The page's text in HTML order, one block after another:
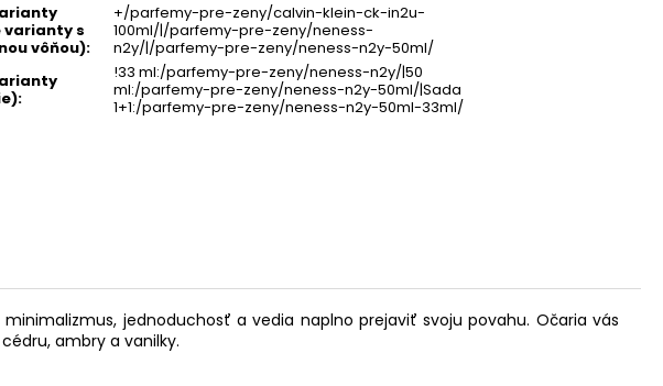
varianty s
vôňou):
+/parfemy-pre-zeny/calvin-klein-ck-in2u-
100ml/|/parfemy-pre-zeny/neness-
n2y/|/parfemy-pre-zeny/neness-n2y-50ml/
:
!33 ml:/parfemy-pre-zeny/neness-n2y/|50
ml:/parfemy-pre-zeny/neness-n2y-50ml/|Sada
1+1:/parfemy-pre-zeny/neness-n2y-50ml-33ml/
jednoduchosť a vedia naplno prejaviť svoju povahu. Očaria vás
ambry a vanilky.